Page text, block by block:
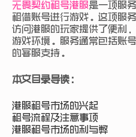
无畏契约租号港服是一项服
租借账号进行游戏。这项服
访问港服的玩家提供了便利
游戏环境。服务通常包括账
的客服支持。
本文目录导读：
港服租号市场的兴起
租号流程及注意事项
港服租号市场的利与弊